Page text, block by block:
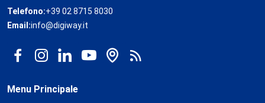
Telefono:+39 02 8715 8030
Email:info@digiway.it
Menu Principale